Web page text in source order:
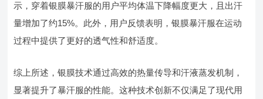
示，穿着银膜暴汗服的用户平均体温下降幅度更大，且出汗
量增加了约15%。此外，用户反馈表明，银膜暴汗服在运动
过程中提供了更好的透气性和舒适度。
综上所述，银膜技术通过高效的热量传导和汗液蒸发机制，
显著提升了暴汗服的性能。这种技术创新不仅满足了现代用